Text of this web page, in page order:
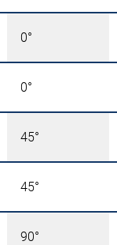
0°
0°
45°
45°
90°